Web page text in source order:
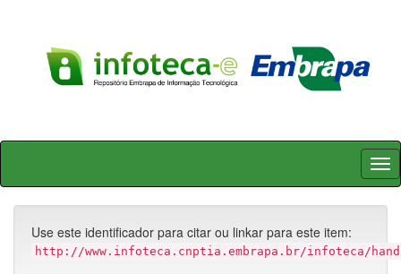
Skip
Use este identificador para citar ou linkar para este item:
http://www.infoteca.cnptia.embrapa.br/infoteca/